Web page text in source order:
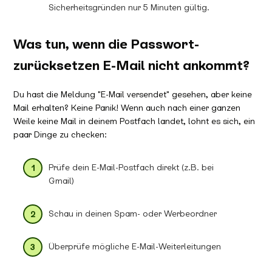
Sicherheitsgründen nur 5 Minuten gültig.
Was tun, wenn die Passwort-
zurücksetzen E-Mail nicht ankommt?
Du hast die Meldung "E-Mail versendet" gesehen, aber keine
Mail erhalten? Keine Panik! Wenn auch nach einer ganzen
Weile keine Mail in deinem Postfach landet, lohnt es sich, ein
paar Dinge zu checken:
Prüfe dein E-Mail-Postfach direkt (z.B. bei
Gmail)
Schau in deinen Spam- oder Werbeordner
Überprüfe mögliche E-Mail-Weiterleitungen